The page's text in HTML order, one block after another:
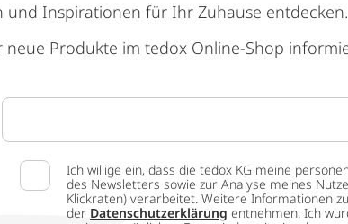
und Inspirationen für Ihr Zuhause entdecken.
neue Produkte im tedox Online-Shop
Ich willige ein, dass die tedox KG meine
des Newsletters sowie zur Analyse meines
Klickraten) verarbeitet. Weitere Informationen
der Datenschutzerklärung entnehmen. Ich